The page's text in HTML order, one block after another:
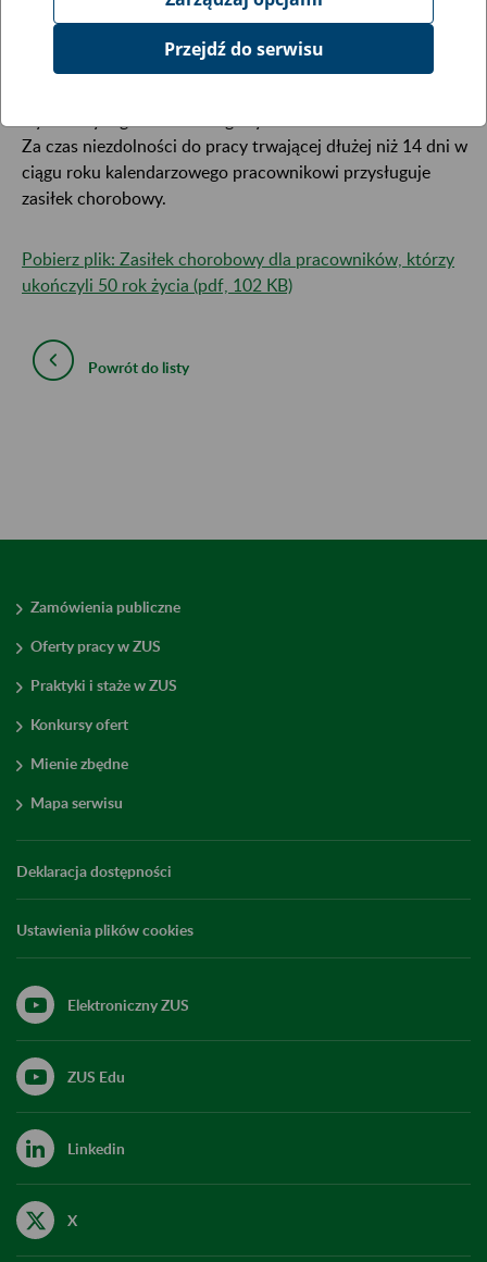
pracownika, który ukończył 50 rok życia, łącznie do 14 dni
w ciągu roku kalendarzowego – pracownik zachowuje
prawo do 80% wynagrodzenia, chyba że obowiązujące u
Za czas niezdolności do pracy trwającej dłużej niż 14 dni w
ciągu roku kalendarzowego pracownikowi przysługuje
zasiłek chorobowy.
Pobierz plik: Zasiłek chorobowy dla pracowników, którzy
ukończyli 50 rok życia (pdf, 102 KB)
Powrót do listy
Zamówienia publiczne
Oferty pracy w ZUS
Praktyki i staże w ZUS
Konkursy ofert
Mienie zbędne
Mapa serwisu
Deklaracja dostępności
Ustawienia plików cookies
Elektroniczny ZUS
ZUS Edu
Linkedin
X
Przejdź do serwisu